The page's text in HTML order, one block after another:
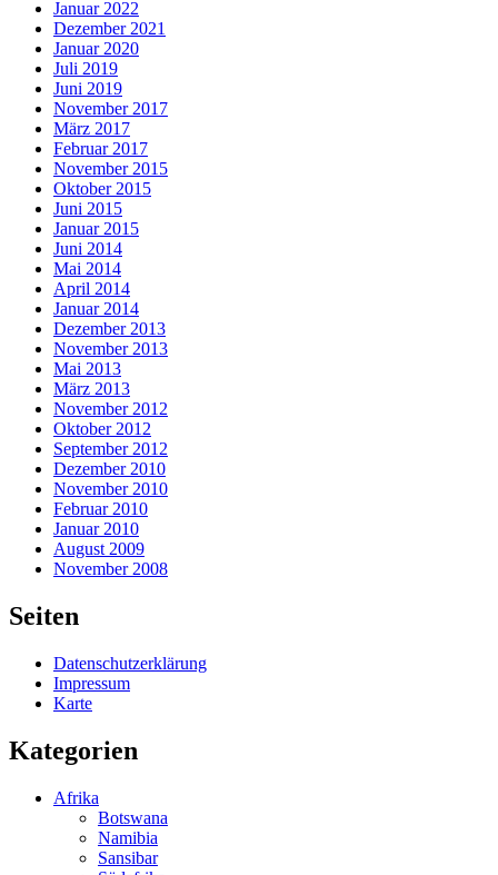
Januar 2022
Dezember 2021
Januar 2020
Juli 2019
Juni 2019
November 2017
März 2017
Februar 2017
November 2015
Oktober 2015
Juni 2015
Januar 2015
Juni 2014
Mai 2014
April 2014
Januar 2014
Dezember 2013
November 2013
Mai 2013
März 2013
November 2012
Oktober 2012
September 2012
Dezember 2010
November 2010
Februar 2010
Januar 2010
August 2009
November 2008
Seiten
Datenschutzerklärung
Impressum
Karte
Kategorien
Afrika
Botswana
Namibia
Sansibar